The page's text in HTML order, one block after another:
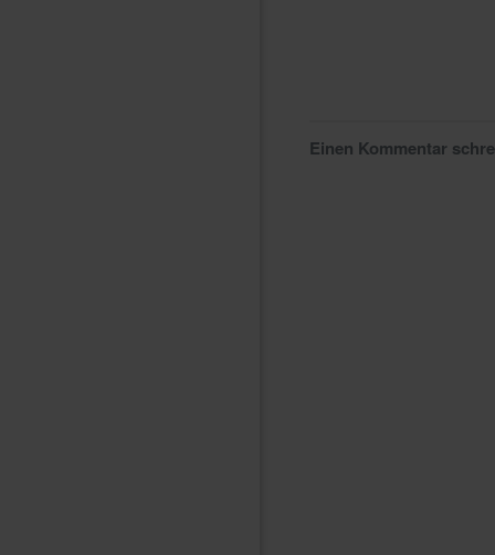
Einen Kommentar